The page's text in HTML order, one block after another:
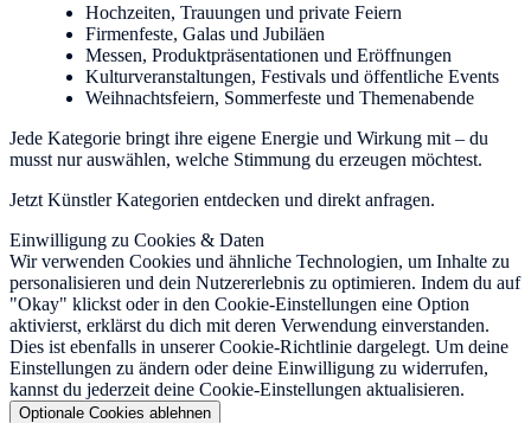
Hochzeiten, Trauungen und private Feiern
Firmenfeste, Galas und Jubiläen
Messen, Produktpräsentationen und Eröffnungen
Kulturveranstaltungen, Festivals und öffentliche Events
Weihnachtsfeiern, Sommerfeste und Themenabende
Jede Kategorie bringt ihre eigene Energie und Wirkung mit – du
musst nur auswählen, welche Stimmung du erzeugen möchtest.
Jetzt Künstler Kategorien entdecken und direkt anfragen.
Einwilligung zu Cookies & Daten
Wir verwenden Cookies und ähnliche Technologien, um Inhalte zu
personalisieren und dein Nutzererlebnis zu optimieren. Indem du auf
"Okay" klickst oder in den Cookie-Einstellungen eine Option
aktivierst, erklärst du dich mit deren Verwendung einverstanden.
Dies ist ebenfalls in unserer Cookie-Richtlinie dargelegt. Um deine
Einstellungen zu ändern oder deine Einwilligung zu widerrufen,
kannst du jederzeit deine Cookie-Einstellungen aktualisieren.
Optionale Cookies ablehnen